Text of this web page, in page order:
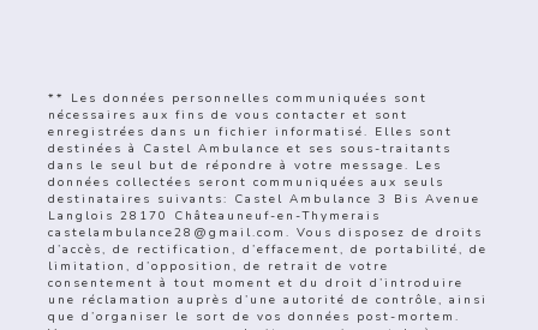
** Les données personnelles communiquées sont
nécessaires aux fins de vous contacter et sont
enregistrées dans un fichier informatisé. Elles sont
destinées à Castel Ambulance et ses sous-traitants
dans le seul but de répondre à votre message. Les
données collectées seront communiquées aux seuls
destinataires suivants: Castel Ambulance 3 Bis Avenue
Langlois 28170 Châteauneuf-en-Thymerais
castelambulance28@gmail.com. Vous disposez de droits
d’accès, de rectification, d’effacement, de portabilité, de
limitation, d’opposition, de retrait de votre
consentement à tout moment et du droit d’introduire
une réclamation auprès d’une autorité de contrôle, ainsi
que d’organiser le sort de vos données post-mortem.